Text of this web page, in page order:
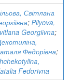
Світлана
; Pilyova,
Georgiіvna;
Федорівна;
Fedorivna